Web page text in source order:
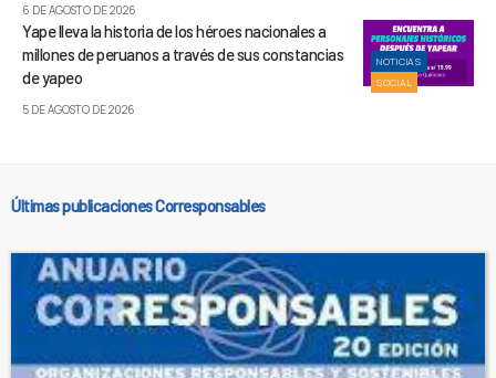
6 DE AGOSTO DE 2026
NOTICIAS
SOCIAL
Yape lleva la historia de los héroes nacionales a
millones de peruanos a través de sus constancias
de yapeo
5 DE AGOSTO DE 2026
Últimas publicaciones Corresponsables